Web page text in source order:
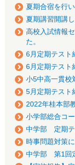
夏期合宿を行
夏期講習開講
高校入試情報
た。
6月定期テスト
6月定期テスト
小5中高一貫校
5月定期テスト
2022年桂本部
小学部総合コ
中学部 定期テ
時事問題対策
中学部 第1回